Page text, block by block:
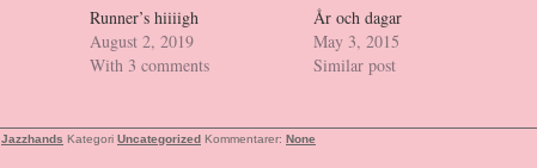
Runner’s hiiiigh
August 2, 2019
With 3 comments
År och dagar
May 3, 2015
Similar post
Jazzhands Kategori Uncategorized Kommentarer: None